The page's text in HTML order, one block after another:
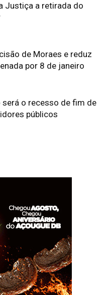
Justiça a retirada do
de Moraes e reduz
por 8 de janeiro
será o recesso de fim de
públicos